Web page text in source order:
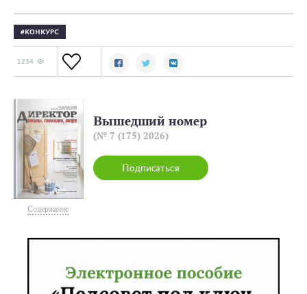
КОНКУРС
1234
Содержание
Подписаться
Вышедший номер
(№ 7 (175) 2026)